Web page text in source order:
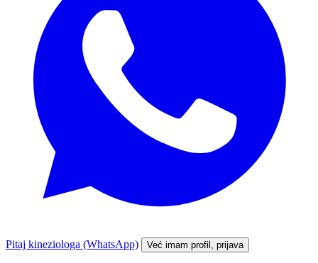
Pitaj kineziologa (WhatsApp) Već imam profil, prijava